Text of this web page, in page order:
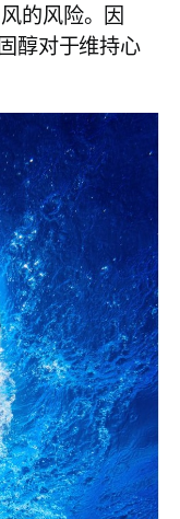
的风险。因
醇对于维持心